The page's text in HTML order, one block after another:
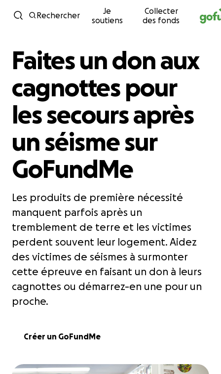
Passer au contenu
Rechercher
Je
soutiens
Collecter
des fonds
Faites un don aux
cagnottes pour
les secours après
un séisme sur
GoFundMe
Les produits de première nécessité
manquent parfois après un
tremblement de terre et les victimes
perdent souvent leur logement. Aidez
des victimes de séismes à surmonter
cette épreuve en faisant un don à leurs
cagnottes ou démarrez-en une pour un
proche.
Créer un GoFundMe